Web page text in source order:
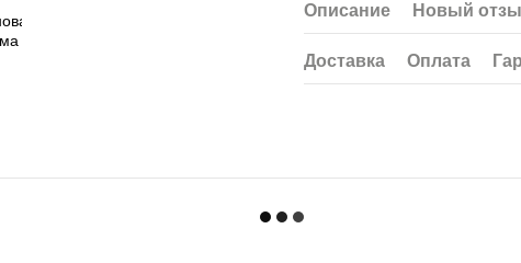
Описание Новый
Доставка Оплата